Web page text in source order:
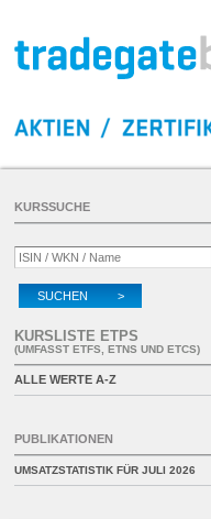
KURSSUCHE
SUCHEN >
KURSLISTE ETPS
(UMFASST ETFS, ETNS UND ETCS)
ALLE WERTE A-Z
PUBLIKATIONEN
UMSATZSTATISTIK FÜR JULI 2026